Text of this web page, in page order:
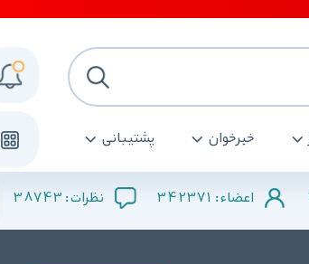
خبرخوان پشتیبانی
اعضاء : 342371 نظرات : 38743